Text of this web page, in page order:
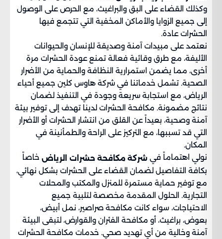
وكذلك القضاء على البق والبراغيث، مع الحرص على الوصول
إلى جميع الزوايا والأماكن المخفية التي تتجمع فيها
الحشرات عادة.
نعتمد على مبيدات آمنة وصديقة للإنسان والحيوانات
الأليفة، مع طرق وقائية فعالة تمنع عودة الحشرات مرة
أخرى، مما يضمن استمرارية النظافة والحماية من الأضرار
الصحية. تشمل خدماتنا في شركة هاوس كلين جميع أحياء
الرياض، مع استجابة سريعة وجودة في التنفيذ لضمان
نتائج مضمونة. مكافحة الحشرات لدينا تهدف إلى توفير بيئة
آمنة وصحية، بعيداً عن القلق من انتشار الحشرات أو الأضرار
التي قد تسببها، مع التركيز على الراحة والطمأنينة في
المكان.
نولي اهتماماً في شركة مكافحة حشرات الرياض خاصاً
بكافة التفاصيل لضمان القضاء على الحشرات بشكل نهائي،
مع توفير حماية مستمرة للمنزل والمكتب والمحلات
التجارية. الحلول المقدمة مخصصة لتلبية جميع
الاحتياجات، سواء كانت مكافحة صراصير، نمل أبيض،
بعوض، براغيث، أو مكافحة الفئران والقوارض، لتبقى البيئة
آمنة وخالية من أي تهديد صحي. خدمات مكافحة الحشرات